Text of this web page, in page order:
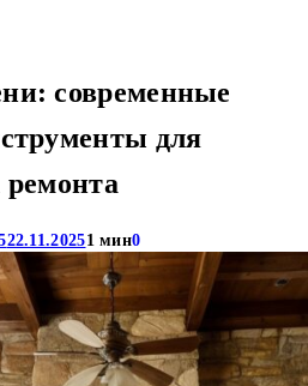
современные
для
ремонта
22.11.20251 мин0